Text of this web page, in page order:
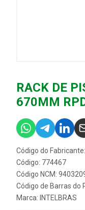
RACK DE
670MM
Código do
Código: 774467
Código NCM:
Código de Barras do
Marca: INTELBRAS